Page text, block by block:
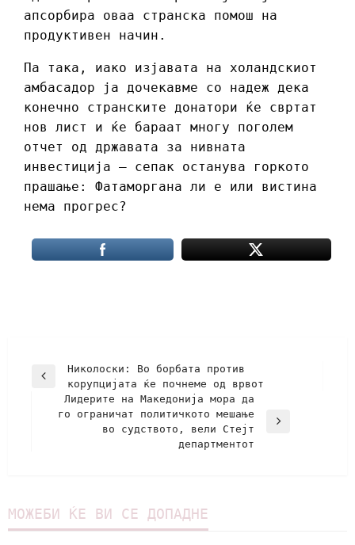
апсорбира оваа странска помош на
продуктивен начин.
Па така, иако изјавата на холандскиот
амбасадор ја дочекавме со надеж дека
конечно странските донатори ќе свртат
нов лист и ќе бараат многу поголем
отчет од државата за нивната
инвестиција – сепак останува горкото
прашање: Фатаморгана ли е или вистина
нема прогрес?
Николоски: Во борбата против
корупцијата ќе почнеме од врвот
Лидерите на Македонија мора да
го ограничат политичкото мешање
во судството, вели Стејт
департментот
МОЖЕБИ ЌЕ ВИ СЕ ДОПАДНЕ